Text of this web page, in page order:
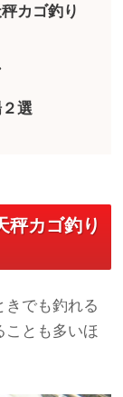
カゴ釣り
選
秤カゴ釣り
きでも釣れる
ことも多いほ